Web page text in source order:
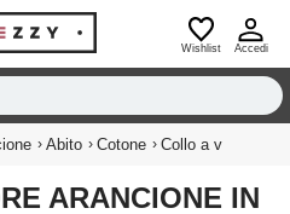
Wishlist Accedi
› Abito › Cotone › Collo a v